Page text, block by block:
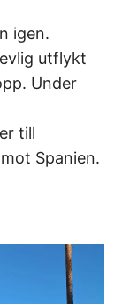
igen.
utflykt
Under
till
Spanien.